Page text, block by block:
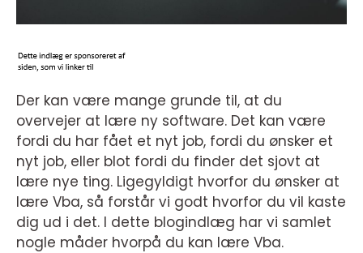
Der kan være mange grunde til, at du
overvejer at lære ny software. Det kan være
fordi du har fået et nyt job, fordi du ønsker et
nyt job, eller blot fordi du finder det sjovt at
lære nye ting. Ligegyldigt hvorfor du ønsker at
lære Vba, så forstår vi godt hvorfor du vil kaste
dig ud i det. I dette blogindlæg har vi samlet
nogle måder hvorpå du kan lære Vba.